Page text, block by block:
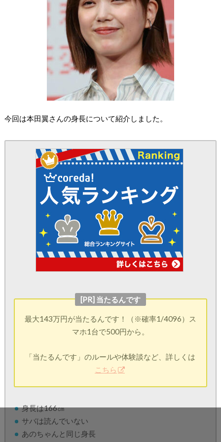
今回は本田翼さんの身長について紹介しました。
[PR] 当たるんです
最大143万円が当たるんです！（※確率1/4096）ス
マホ1台で500円から。
「当たるんです」のルールや体験談など、詳しくは
こちら
身長は166㎝
サバは読んでいない
あのちゃんと同じ身長